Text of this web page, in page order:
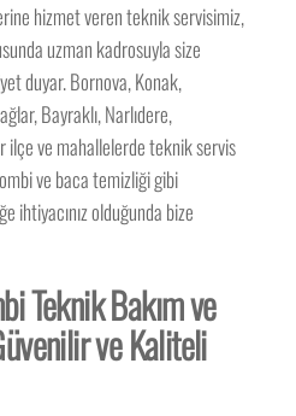
hizmet veren teknik servisimiz,
uzman kadrosuyla size
duyar. Bornova, Konak,
Bayraklı, Narlıdere,
ilçe ve mahallelerde teknik servis
ve baca temizliği gibi
ihtiyacınız olduğunda bize
Teknik Bakım ve
ve Kaliteli